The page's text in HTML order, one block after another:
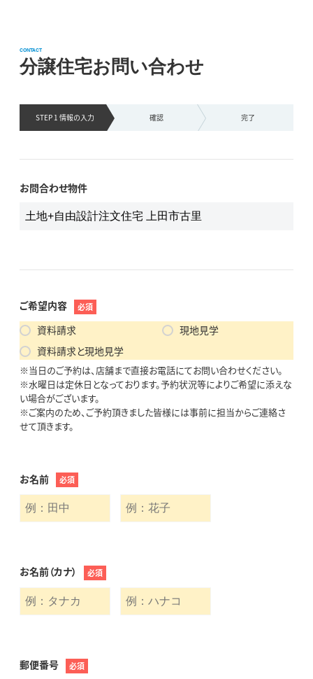
分譲住宅お問い合わせ
CONTACT
STEP 1 情報の入力 確認 完了
お問合わせ物件
ご希望内容 必須
資料請求
現地見学
資料請求と現地見学
※当日のご予約は、店舗まで直接お電話にてお問い合わせください。
※水曜日は定休日となっております。予約状況等によりご希望に添えな
い場合がございます。
※ご案内のため、ご予約頂きました皆様には事前に担当からご連絡さ
せて頂きます。
お名前 必須
お名前（カナ） 必須
郵便番号 必須